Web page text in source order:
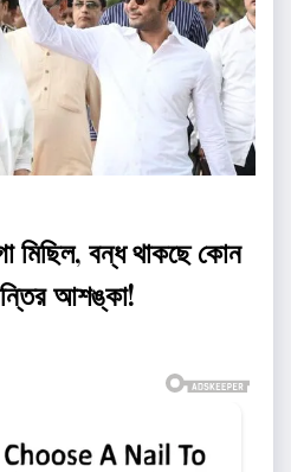
মিছিল, বন্ধ থাকছে কোন
আশঙ্কা!